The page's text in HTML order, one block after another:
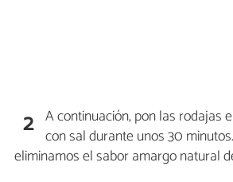
2 A continuación, pon las rodajas
con sal durante unos 30
eliminamos el sabor amargo natural